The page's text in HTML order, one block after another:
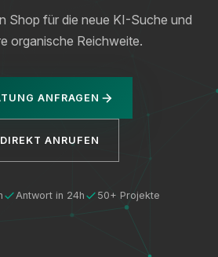
Shop für die neue KI-Suche und
organische Reichweite.
ANFRAGEN
DIREKT ANRUFEN
Antwort in 24h 50+ Projekte